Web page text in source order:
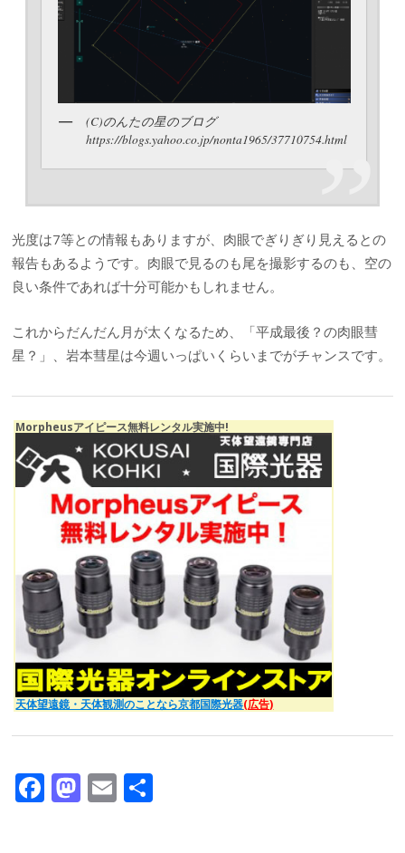
(C)のんたの星のブログ
https://blogs.yahoo.co.jp/nonta1965/37710754.html
光度は7等との情報もありますが、肉眼でぎりぎり見えるとの
報告もあるようです。肉眼で見るのも尾を撮影するのも、空の
良い条件であれば十分可能かもしれません。
これからだんだん月が太くなるため、「平成最後？の肉眼彗
星？」、岩本彗星は今週いっぱいくらいまでがチャンスです。
Morpheusアイピース無料レンタル実施中!
天体望遠鏡・天体観測のことなら京都国際光器(広告)
F M E